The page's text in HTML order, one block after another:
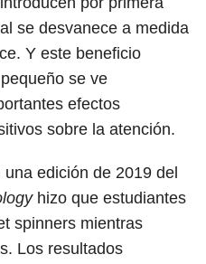
se desvanece a medida
Y este beneficio
se ve
efectos
sobre la atención.
edición de 2019 del
hizo que estudiantes
spinners mientras
Los resultados